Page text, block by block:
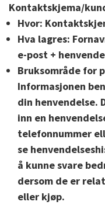
Kontaktskjema/
Hvor:
Hva lagres:
e-post +
Bruksområde for
Informasjonen
din henvendelse.
inn en
telefonnummer
se
å kunne svare
dersom de er
eller kjøp.